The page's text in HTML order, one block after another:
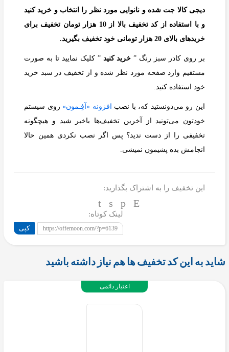
دیجی کالا جت شده و نانوایی مورد نظر را انتخاب و خرید کنید
و با استفاده از کد تخفیف بالا از 10 هزار تومان تخفیف برای
خریدهای بالای 20 هزار تومانی خود تخفیف بگیرید.
بر روی کادر سبز رنگ ” خرید کنید ” کلیک نمایید تا به صورت
مستقیم وارد صفحه مورد نظر شده و از تخفیف در سبد خرید
خود استفاده کنید.
این رو می‌دونستید که، با نصب افزونه «آفِـمون»روی سیستم
خودتون می‌تونید از آخرین تخفیف‌ها باخبر شید و هیچگونه
تخفیفی را از دست ندید؟ پس اگر نصب نکردی همین حالا
انجامش بده پشیمون نمیشی.
این تخفیف را به اشتراک بگذارید:
لینک کوتاه:
https://offemoon.com/?p=6139 کپی
شاید به این کد تخفیف ها هم نیاز داشته باشید
اعتبار دائمی